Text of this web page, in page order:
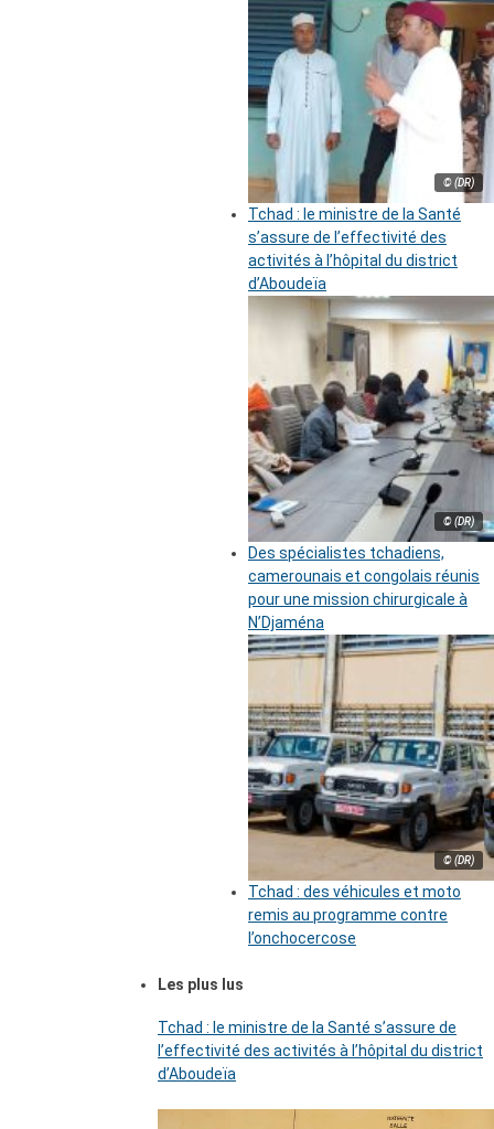
© (DR)
Tchad : le ministre de la Santé
s’assure de l’effectivité des
activités à l’hôpital du district
d’Aboudeïa
© (DR)
Des spécialistes tchadiens,
camerounais et congolais réunis
pour une mission chirurgicale à
N’Djaména
© (DR)
Tchad : des véhicules et moto
remis au programme contre
l’onchocercose
Les plus lus
Tchad : le ministre de la Santé s’assure de
l’effectivité des activités à l’hôpital du district
d’Aboudeïa